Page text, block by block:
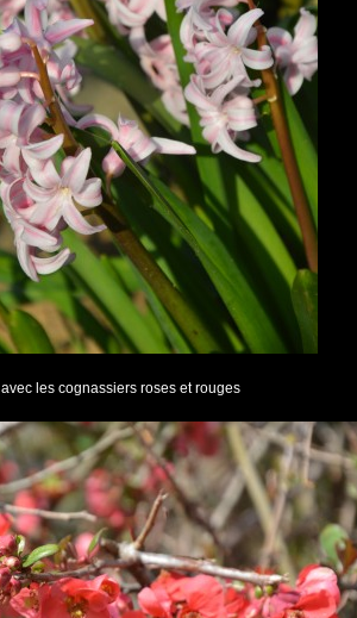
avec les cognassiers roses et rouges